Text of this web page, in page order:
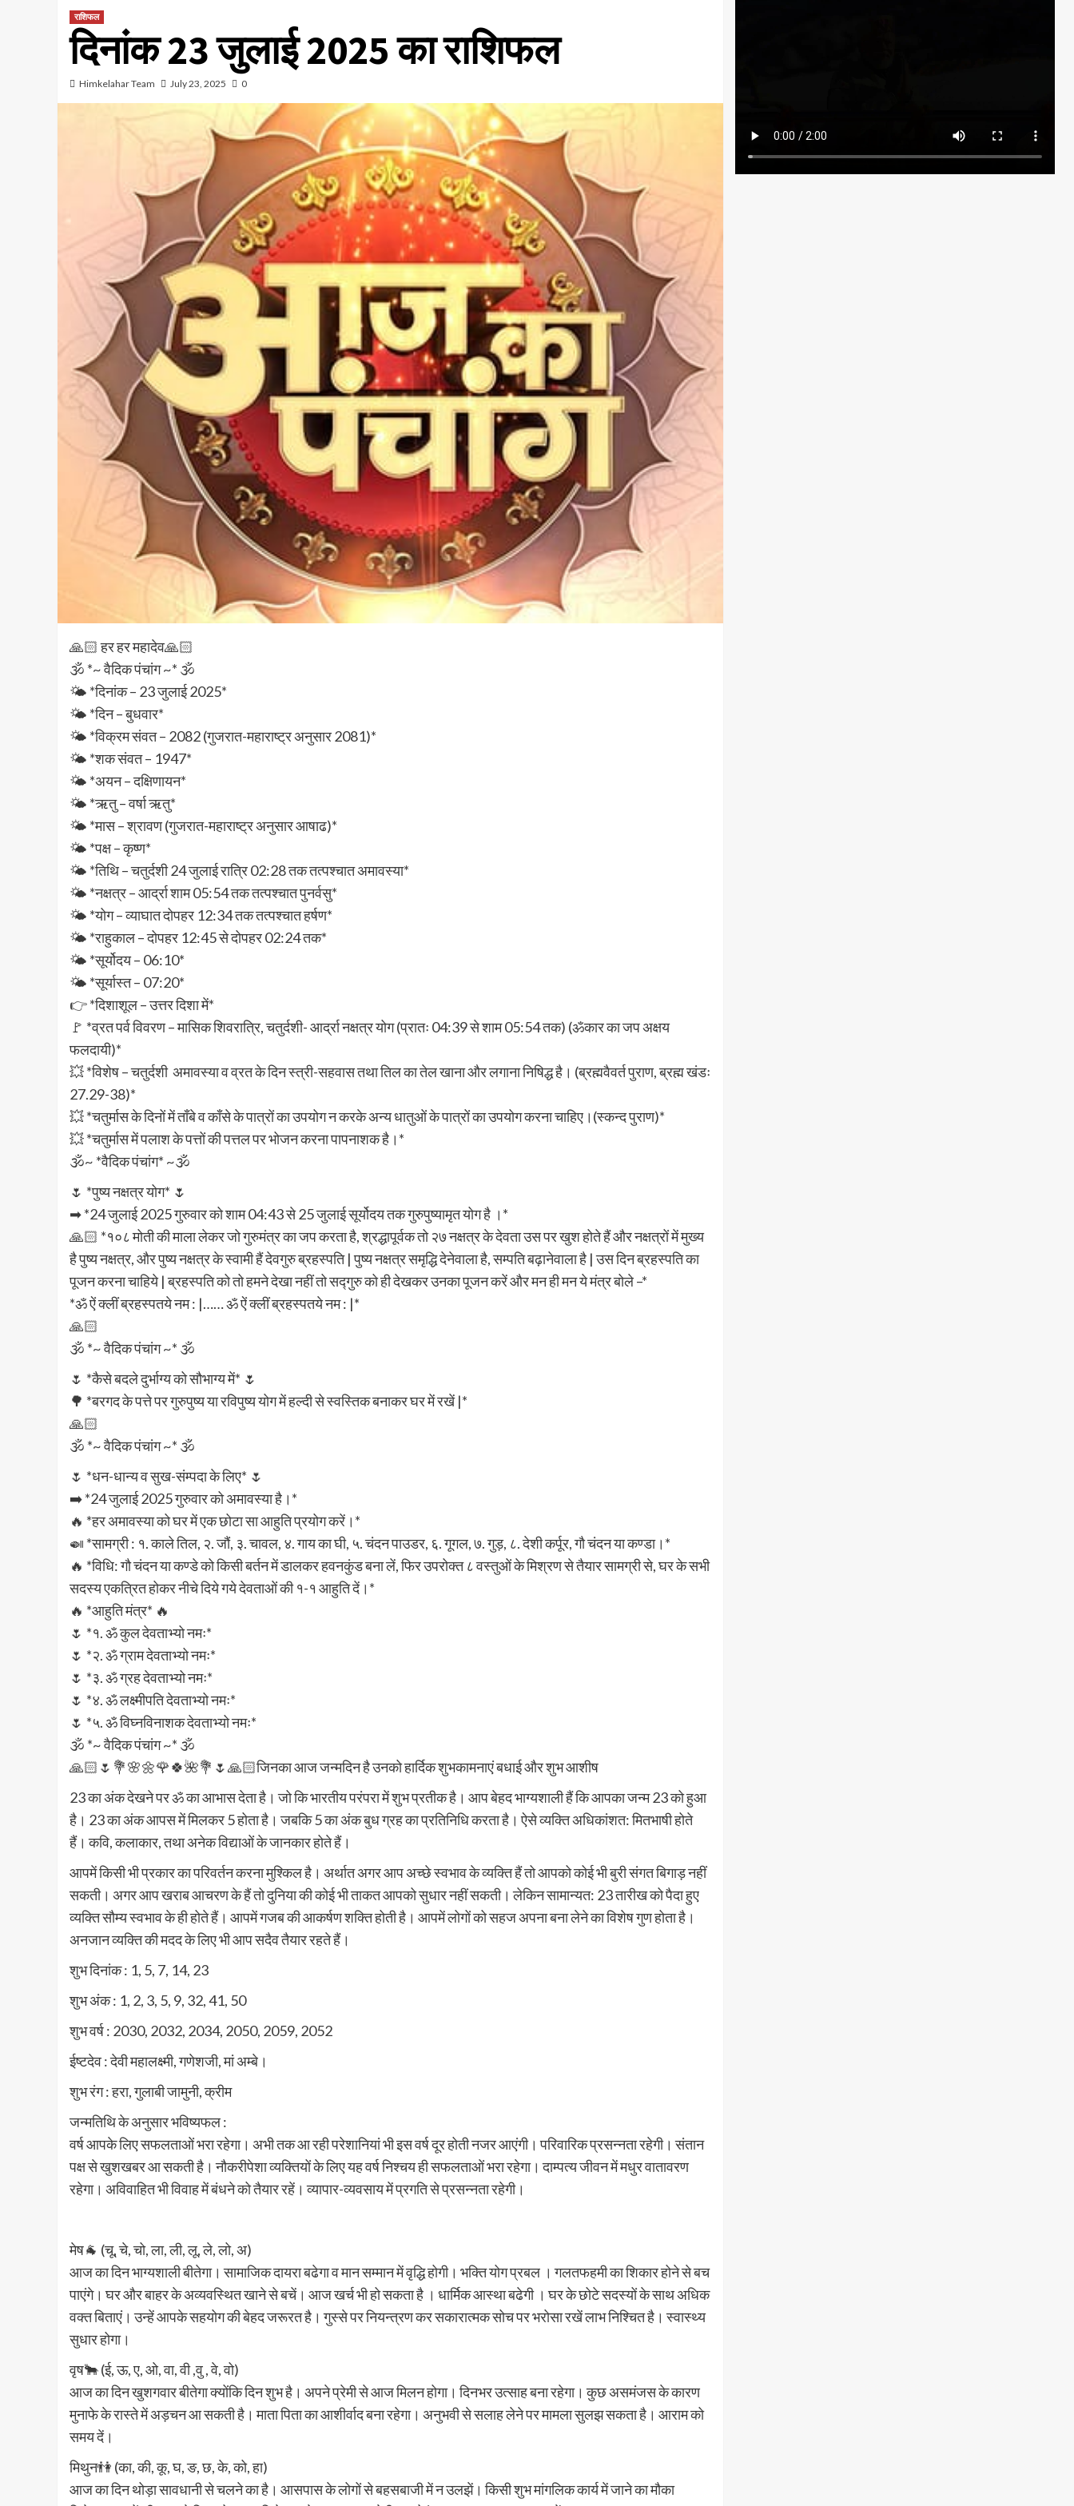
राशिफल
दिनांक 23 जुलाई 2025 का राशिफल
Himkelahar Team July 23, 2025 0
🙏🏻 हर हर महादेव🙏🏻
🕉️ *~ वैदिक पंचांग ~* 🕉️
🌤️ *दिनांक – 23 जुलाई 2025*
🌤️ *दिन – बुधवार*
🌤️ *विक्रम संवत – 2082 (गुजरात-महाराष्ट्र अनुसार 2081)*
🌤️ *शक संवत – 1947*
🌤️ *अयन – दक्षिणायन*
🌤️ *ऋतु – वर्षा ऋतु*
🌤️ *मास – श्रावण (गुजरात-महाराष्ट्र अनुसार आषाढ)*
🌤️ *पक्ष – कृष्ण*
🌤️ *तिथि – चतुर्दशी 24 जुलाई रात्रि 02:28 तक तत्पश्चात अमावस्या*
🌤️ *नक्षत्र – आर्द्रा शाम 05:54 तक तत्पश्चात पुनर्वसु*
🌤️ *योग – व्याघात दोपहर 12:34 तक तत्पश्चात हर्षण*
🌤️ *राहुकाल – दोपहर 12:45 से दोपहर 02:24 तक*
🌤️ *सूर्योदय – 06:10*
🌤️ *सूर्यास्त – 07:20*
👉 *दिशाशूल – उत्तर दिशा में*
🚩 *व्रत पर्व विवरण – मासिक शिवरात्रि, चतुर्दशी- आर्द्रा नक्षत्र योग (प्रातः 04:39 से शाम 05:54 तक) (ॐकार का जप अक्षय
फलदायी)*
💥 *विशेष – चतुर्दशी अमावस्या व व्रत के दिन स्त्री-सहवास तथा तिल का तेल खाना और लगाना निषिद्ध है। (ब्रह्मवैवर्त पुराण, ब्रह्म खंडः
27.29-38)*
💥 *चतुर्मास के दिनों में ताँबे व काँसे के पात्रों का उपयोग न करके अन्य धातुओं के पात्रों का उपयोग करना चाहिए।(स्कन्द पुराण)*
💥 *चतुर्मास में पलाश के पत्तों की पत्तल पर भोजन करना पापनाशक है।*
🕉️~ *वैदिक पंचांग* ~🕉️
🌷 *पुष्य नक्षत्र योग* 🌷
➡ *24 जुलाई 2025 गुरुवार को शाम 04:43 से 25 जुलाई सूर्योदय तक गुरुपुष्यामृत योग है ।*
🙏🏻 *१०८ मोती की माला लेकर जो गुरुमंत्र का जप करता है, श्रद्धापूर्वक तो २७ नक्षत्र के देवता उस पर खुश होते हैं और नक्षत्रों में मुख्य
है पुष्य नक्षत्र, और पुष्य नक्षत्र के स्वामी हैं देवगुरु ब्रहस्पति | पुष्य नक्षत्र समृद्धि देनेवाला है, सम्पति बढ़ानेवाला है | उस दिन ब्रहस्पति का
पूजन करना चाहिये | ब्रहस्पति को तो हमने देखा नहीं तो सद्गुरु को ही देखकर उनका पूजन करें और मन ही मन ये मंत्र बोले –*
*ॐ ऐं क्लीं ब्रहस्पतये नम : |…… ॐ ऐं क्लीं ब्रहस्पतये नम : |*
🙏🏻
🕉️ *~ वैदिक पंचांग ~* 🕉️
🌷 *कैसे बदले दुर्भाग्य को सौभाग्य में* 🌷
🌳 *बरगद के पत्ते पर गुरुपुष्य या रविपुष्य योग में हल्दी से स्वस्तिक बनाकर घर में रखें |*
🙏🏻
🕉️ *~ वैदिक पंचांग ~* 🕉️
🌷 *धन-धान्य व सुख-संम्पदा के लिए* 🌷
➡️ *24 जुलाई 2025 गुरुवार को अमावस्या है।*
🔥 *हर अमावस्या को घर में एक छोटा सा आहुति प्रयोग करें।*
🍛 *सामग्री : १. काले तिल, २. जौं, ३. चावल, ४. गाय का घी, ५. चंदन पाउडर, ६. गूगल, ७. गुड़, ८. देशी कर्पूर, गौ चंदन या कण्डा।*
🔥 *विधि: गौ चंदन या कण्डे को किसी बर्तन में डालकर हवनकुंड बना लें, फिर उपरोक्त ८ वस्तुओं के मिश्रण से तैयार सामग्री से, घर के सभी
सदस्य एकत्रित होकर नीचे दिये गये देवताओं की १-१ आहुति दें।*
🔥 *आहुति मंत्र* 🔥
🌷 *१. ॐ कुल देवताभ्यो नमः*
🌷 *२. ॐ ग्राम देवताभ्यो नमः*
🌷 *३. ॐ ग्रह देवताभ्यो नमः*
🌷 *४. ॐ लक्ष्मीपति देवताभ्यो नमः*
🌷 *५. ॐ विघ्नविनाशक देवताभ्यो नमः*
🕉️ *~ वैदिक पंचांग ~* 🕉️
🙏🏻🌷💐🌸🌼🌹🍀🌺💐🌷🙏🏻जिनका आज जन्मदिन है उनको हार्दिक शुभकामनाएं बधाई और शुभ आशीष
23 का अंक देखने पर ॐ का आभास देता है। जो कि भारतीय परंपरा में शुभ प्रतीक है। आप बेहद भाग्यशाली हैं कि आपका जन्म 23 को हुआ
है। 23 का अंक आपस में मिलकर 5 होता है। जबकि 5 का अंक बुध ग्रह का प्रतिनिधि करता है। ऐसे व्यक्ति अधिकांशत: मितभाषी होते
हैं। कवि, कलाकार, तथा अनेक विद्याओं के जानकार होते हैं।
आपमें किसी भी प्रकार का परिवर्तन करना मुश्किल है। अर्थात अगर आप अच्छे स्वभाव के व्यक्ति हैं तो आपको कोई भी बुरी संगत बिगाड़ नहीं
सकती। अगर आप खराब आचरण के हैं तो दुनिया की कोई भी ताकत आपको सुधार नहीं सकती। लेकिन सामान्यत: 23 तारीख को पैदा हुए
व्यक्ति सौम्य स्वभाव के ही होते हैं। आपमें गजब की आकर्षण शक्ति होती है। आपमें लोगों को सहज अपना बना लेने का विशेष गुण होता है।
अनजान व्यक्ति की मदद के लिए भी आप सदैव तैयार रहते हैं।
शुभ दिनांक : 1, 5, 7, 14, 23
शुभ अंक : 1, 2, 3, 5, 9, 32, 41, 50
शुभ वर्ष : 2030, 2032, 2034, 2050, 2059, 2052
ईष्टदेव : देवी महालक्ष्मी, गणेशजी, मां अम्बे।
शुभ रंग : हरा, गुलाबी जामुनी, क्रीम
जन्मतिथि के अनुसार भविष्यफल :
वर्ष आपके लिए सफलताओं भरा रहेगा। अभी तक आ रही परेशानियां भी इस वर्ष दूर होती नजर आएंगी। परिवारिक प्रसन्नता रहेगी। संतान
पक्ष से खुशखबर आ सकती है। नौकरीपेशा व्यक्तियों के लिए यह वर्ष निश्चय ही सफलताओं भरा रहेगा। दाम्पत्य जीवन में मधुर वातावरण
रहेगा। अविवाहित भी विवाह में बंधने को तैयार रहें। व्यापार-व्यवसाय में प्रगति से प्रसन्नता रहेगी।
मेष🐐 (चू, चे, चो, ला, ली, लू, ले, लो, अ)
आज का दिन भाग्यशाली बीतेगा। सामाजिक दायरा बढेगा व मान सम्मान में वृद्धि होगी। भक्ति योग प्रबल । गलतफहमी का शिकार होने से बच
पाएंगे। घर और बाहर के अव्यवस्थित खाने से बचें। आज खर्च भी हो सकता है । धार्मिक आस्था बढेगी । घर के छोटे सदस्यों के साथ अधिक
वक्त बिताएं। उन्हें आपके सहयोग की बेहद जरूरत है। गुस्से पर नियन्त्रण कर सकारात्मक सोच पर भरोसा रखें लाभ निश्चित है। स्वास्थ्य
सुधार होगा।
वृष🐂 (ई, ऊ, ए, ओ, वा, वी ,वु , वे, वो)
आज का दिन खुशगवार बीतेगा क्योंकि दिन शुभ है। अपने प्रेमी से आज मिलन होगा। दिनभर उत्साह बना रहेगा। कुछ असमंजस के कारण
मुनाफे के रास्ते में अड़चन आ सकती है। माता पिता का आशीर्वाद बना रहेगा। अनुभवी से सलाह लेने पर मामला सुलझ सकता है। आराम को
समय दें।
मिथुन👫 (का, की, कू, घ, ङ, छ, के, को, हा)
आज का दिन थोड़ा सावधानी से चलने का है। आसपास के लोगों से बहसबाजी में न उलझें। किसी शुभ मांगलिक कार्य में जाने का मौका